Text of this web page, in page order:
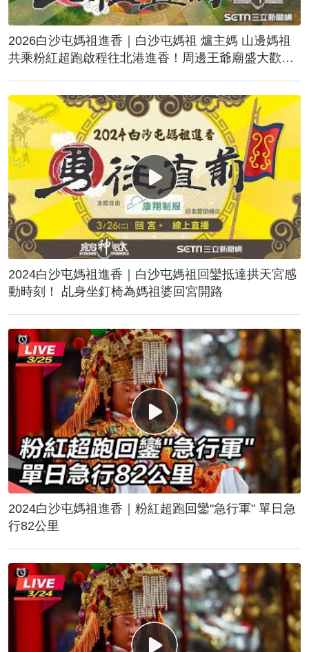
2026白沙屯媽祖進香｜白沙屯媽祖 爐主媽 山邊媽祖
共乘粉紅超跑啟程往北港進香！周邊王爺廟盛大歡
2024白沙屯媽祖進香｜白沙屯媽祖回鑾抵達拱天宮感
動時刻！ 乩身坐釘椅為媽祖婆回宮開路
2024白沙屯媽祖進香｜粉紅超跑回鑾"急行軍" 單日急
行82公里